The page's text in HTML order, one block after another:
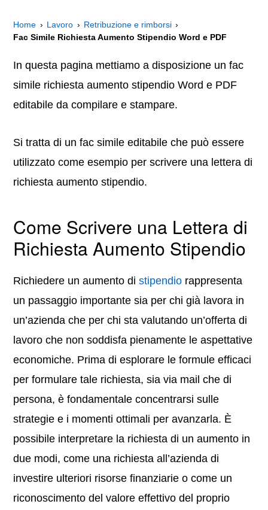
Home Lavoro
Retribuzione e rimborsi
Fac Simile Richiesta Aumento Stipendio Word e PDF
In questa pagina mettiamo a disposizione un fac
simile richiesta aumento stipendio Word e PDF
editabile da compilare e stampare.
Si tratta di un fac simile editabile che può essere
utilizzato come esempio per scrivere una lettera di
richiesta aumento stipendio.
Come Scrivere una Lettera di
Richiesta Aumento Stipendio
Richiedere un aumento distipendio rappresenta
un passaggio importante sia per chi già lavora in
un’azienda che per chi sta valutando un’offerta di
lavoro che non soddisfa pienamente le aspettative
economiche. Prima di esplorare le formule efficaci
per formulare tale richiesta, sia via mail che di
persona, è fondamentale concentrarsi sulle
strategie e i momenti ottimali per avanzarla. È
possibile interpretare la richiesta di un aumento in
due modi, come una richiesta all’azienda di
investire ulteriori risorse finanziarie o come un
riconoscimento del valore effettivo del proprio